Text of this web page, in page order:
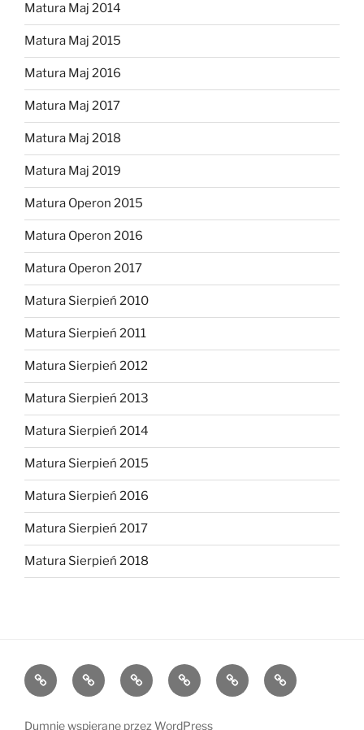
Matura Maj 2014
Matura Maj 2015
Matura Maj 2016
Matura Maj 2017
Matura Maj 2018
Matura Maj 2019
Matura Operon 2015
Matura Operon 2016
Matura Operon 2017
Matura Sierpień 2010
Matura Sierpień 2011
Matura Sierpień 2012
Matura Sierpień 2013
Matura Sierpień 2014
Matura Sierpień 2015
Matura Sierpień 2016
Matura Sierpień 2017
Matura Sierpień 2018
Strona
główna
Dlaczego
warto?
O
mnie
Opinie Kontakt Chce
dołączyć!
Dumnie wspierane przez WordPress